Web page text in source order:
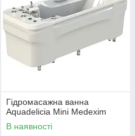
Гідромасажна ванна
Aquadelicia Mini Medexim
В наявності